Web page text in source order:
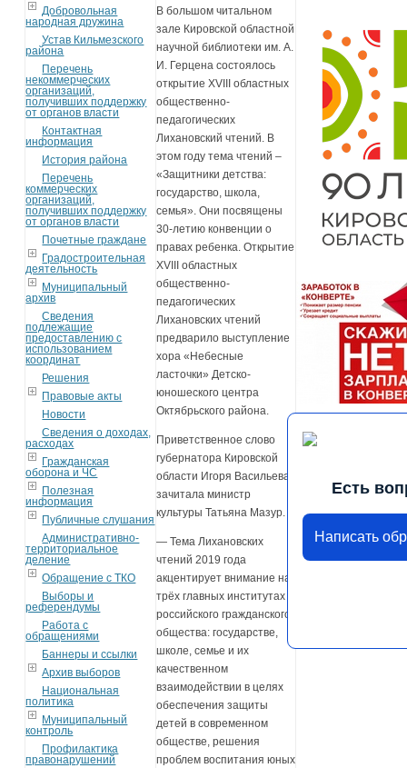
Добровольная
народная дружина
Устав Кильмезского
района
Перечень
некоммерческих
организаций,
получивших поддержку
от органов власти
Контактная
информация
История района
Перечень
коммерческих
организаций,
получивших поддержку
от органов власти
Почетные граждане
Градостроительная
деятельность
Муниципальный
архив
Сведения
подлежащие
предоставлению с
использованием
координат
Решения
Правовые акты
Новости
Сведения о доходах,
расходах
Гражданская
оборона и ЧС
Полезная
информация
Публичные слушания
Административно-
территориальное
деление
Обращение с ТКО
Выборы и
референдумы
Работа с
обращениями
Баннеры и ссылки
Архив выборов
Национальная
политика
Муниципальный
контроль
Профилактика
правонарушений
В большом читальном
зале Кировской областной
научной библиотеки им. А.
И. Герцена состоялось
открытие XVIII областных
общественно-
педагогических
Лихановский чтений. В
этом году тема чтений –
«Защитники детства:
государство, школа,
семья». Они посвящены
30-летию конвенции о
правах ребенка. Открытие
XVIII областных
общественно-
педагогических
Лихановских чтений
предварило выступление
хора «Небесные
ласточки» Детско-
юношеского центра
Октябрьского района.
Приветственное слово
губернатора Кировской
области Игоря Васильева
зачитала министр
культуры Татьяна Мазур.
— Тема Лихановских
чтений 2019 года
акцентирует внимание на
трёх главных институтах
российского гражданского
общества: государстве,
школе, семье и их
качественном
взаимодействии в целях
обеспечения защиты
детей в современном
обществе, решения
проблем воспитания юных
Есть
Написать